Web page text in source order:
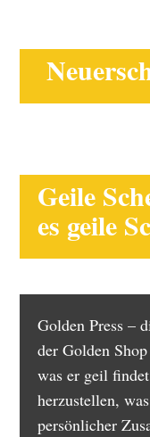
Geile
es geile
Golden Press –
der Golden
was er geil
herzustellen,
persönlicher